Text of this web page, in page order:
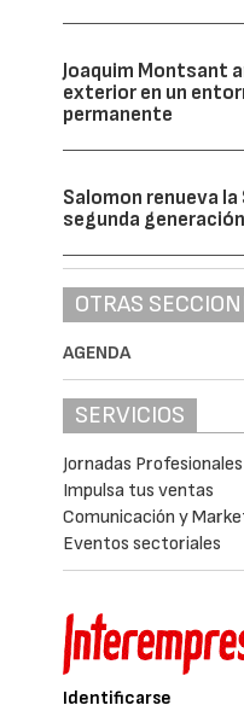
Joaquim Montsant
exterior en un
permanente
Salomon renueva la
segunda
OTRAS
AGENDA
SERVICIOS
Jornadas Profesionales
Impulsa tus ventas
Comunicación y
Eventos sectoriales
Identificarse